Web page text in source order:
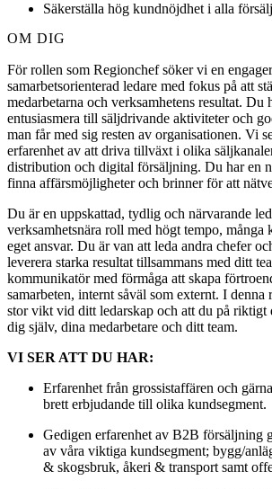
Säkerställa hög kundnöjdhet i alla
OM DIG
För rollen som Regionchef söker vi en
samarbetsorienterad ledare med fokus på att
medarbetarna och verksamhetens resultat. Du
entusiasmera till säljdrivande aktiviteter och
man får med sig resten av organisationen. Vi
erfarenhet av att driva tillväxt i olika
distribution och digital försäljning. Du har en
finna affärsmöjligheter och brinner för att
Du är en uppskattad, tydlig och närvarande
verksamhetsnära roll med högt tempo, många
eget ansvar. Du är van att leda andra chefer
leverera starka resultat tillsammans med ditt
kommunikatör med förmåga att skapa
samarbeten, internt såväl som externt. I
stor vikt vid ditt ledarskap och att du på riktigt
dig själv, dina medarbetare och ditt team.
VI SER ATT DU HAR:
Erfarenhet från grossistaffären och
brett erbjudande till olika kundsegment.
Gedigen erfarenhet av B2B försäljning
av våra viktiga kundsegment; bygg/
& skogsbruk, åkeri & transport samt